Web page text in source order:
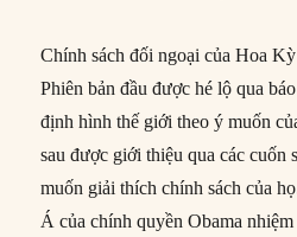
Chính sách đối ngoại của Hoa
Phiên bản đầu được hé lộ qua
định hình thế giới theo ý muốn
sau được giới thiệu qua các cuốn
muốn giải thích chính sách của
Á của chính quyền Obama